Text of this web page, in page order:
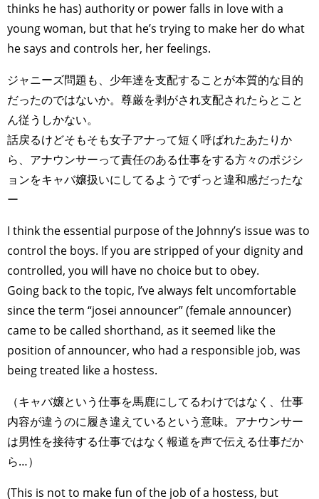
thinks he has) authority or power falls in love with a
young woman, but that he’s trying to make her do what
he says and controls her, her feelings.
ジャニーズ問題も、少年達を支配することが本質的な目的
だったのではないか。尊厳を剥がされ支配されたらとこと
ん従うしかない。
話戻るけどそもそも女子アナって短く呼ばれたあたりか
ら、アナウンサーって責任のある仕事をする方々のポジシ
ョンをキャバ嬢扱いにしてるようでずっと違和感だったな
ー
I think the essential purpose of the Johnny’s issue was to
control the boys. If you are stripped of your dignity and
controlled, you will have no choice but to obey.
Going back to the topic, I’ve always felt uncomfortable
since the term “josei announcer” (female announcer)
came to be called shorthand, as it seemed like the
position of announcer, who had a responsible job, was
being treated like a hostess.
（キャバ嬢という仕事を馬鹿にしてるわけではなく、仕事
内容が違うのに履き違えているという意味。アナウンサー
は男性を接待する仕事ではなく報道を声で伝える仕事だか
ら…）
(This is not to make fun of the job of a hostess, but